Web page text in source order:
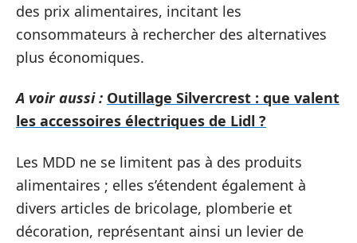
des prix alimentaires, incitant les
consommateurs à rechercher des alternatives
plus économiques.
A voir aussi : Outillage Silvercrest : que valent
les accessoires électriques de Lidl ?
Les MDD ne se limitent pas à des produits
alimentaires ; elles s’étendent également à
divers articles de bricolage, plomberie et
décoration, représentant ainsi un levier de